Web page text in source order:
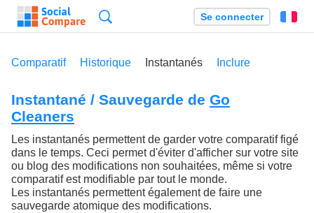
Se connecter
Comparatif Historique Instantanés Inclure
Instantané / Sauvegarde de Go
Cleaners
Les instantanés permettent de garder votre comparatif figé
dans le temps. Ceci permet d'éviter d'afficher sur votre site
ou blog des modifications non souhaitées, même si votre
comparatif est modifiable par tout le monde.
Les instantanés permettent également de faire une
sauvegarde atomique des modifications.